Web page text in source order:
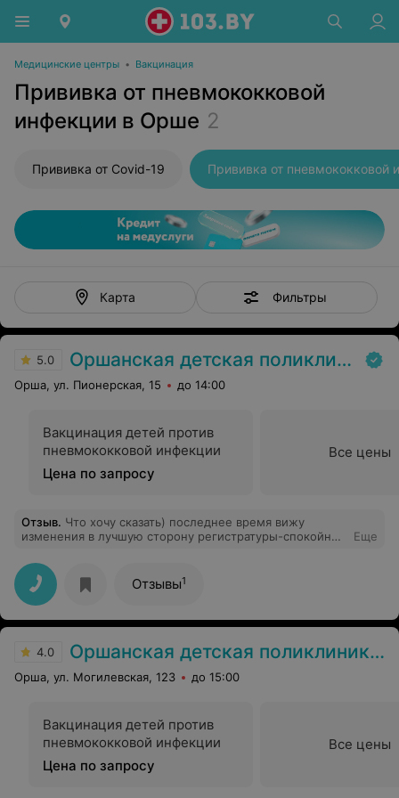
Медицинские центры • Вакцинация
Прививка от пневмококковой
инфекции в Орше 2
Прививка от Covid-19
Карта Фильтры
5.0 Оршанская детская поликлиника №1
Орша, ул. Пионерская, 15 до 14:00
Вакцинация детей против
пневмококковой инфекции
Цена по запросу
Все цены
Отзыв. Что хочу сказать) последнее время вижу
изменения в лучшую сторону регистратуры-спокойные
лаборанту, берущей кровь ОЛЬГЕ АЛЕКСАНДРОВНЕ.
Шикарная, спокойная, любящая детей!!! Вам спасибо за
сегодняшний приём!
Еще
Отзывы1
4.0 Оршанская детская поликлиника №2
Орша, ул. Могилевская, 123 до 15:00
Вакцинация детей против
пневмококковой инфекции
Цена по запросу
Все цены